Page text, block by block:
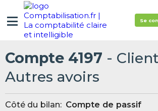
Se
Compte 4197 -
Autres avoirs
Côté du bilan: Compte de passif